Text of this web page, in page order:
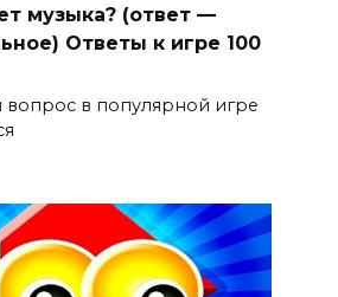
музыка? (ответ —
Ответы к игре 100
в популярной игре